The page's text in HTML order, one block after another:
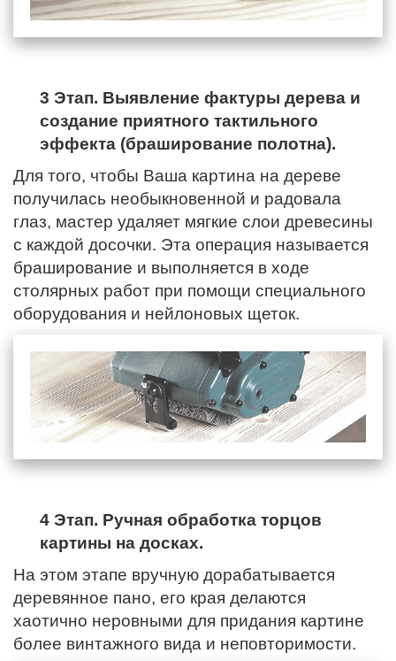
3 Этап. Выявление фактуры дерева и
создание приятного тактильного
эффекта (браширование полотна).
Для того, чтобы Ваша картина на дереве
получилась необыкновенной и радовала
глаз, мастер удаляет мягкие слои древесины
с каждой досочки. Эта операция называется
браширование и выполняется в ходе
столярных работ при помощи специального
оборудования и нейлоновых щеток.
4 Этап. Ручная обработка торцов
картины на досках.
На этом этапе вручную дорабатывается
деревянное пано, его края делаются
хаотично неровными для придания картине
более винтажного вида и неповторимости.